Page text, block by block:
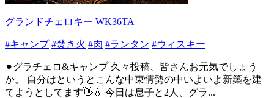
グランドチェロキー WK36TA
#キャンプ #焚き火 #肉 #ランタン #ウィスキー
⚫︎グラチェロ&キャンプ 久々投稿、皆さんお元気でしょう
か。 自分はというとこんな中東情勢の中いよいよ新築を建
てようとしてます👋💧 今日は息子と2人、グラ...